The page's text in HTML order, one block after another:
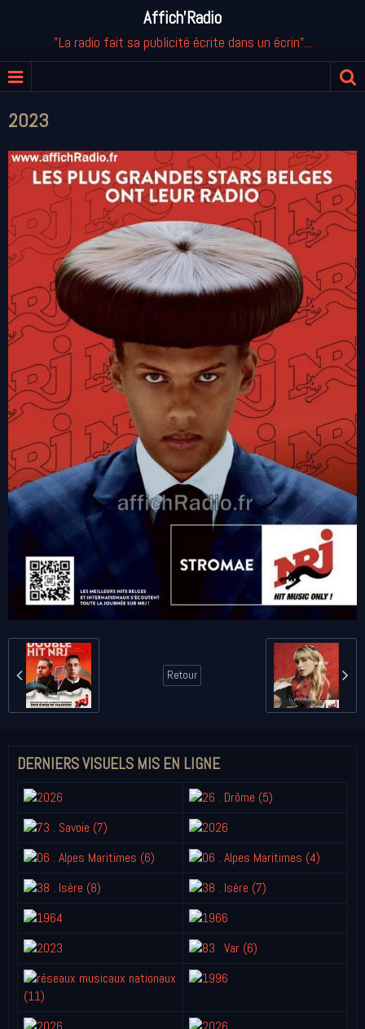
Affich'Radio
"La radio fait sa publicité écrite dans un écrin"...
2023
Retour
DERNIERS VISUELS MIS EN LIGNE